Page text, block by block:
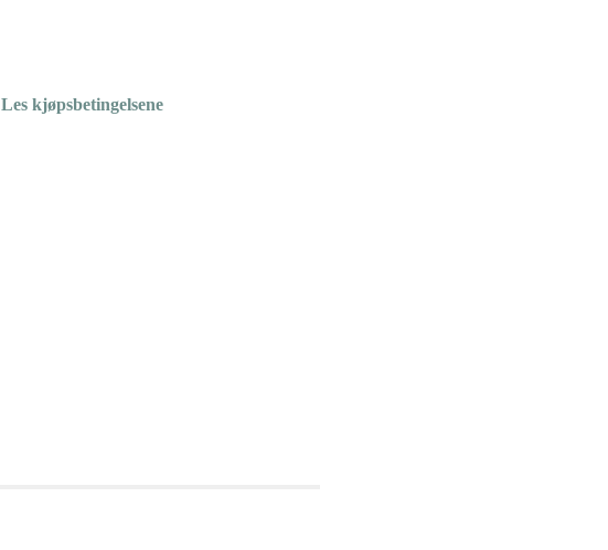
Les kjøpsbetingelsene